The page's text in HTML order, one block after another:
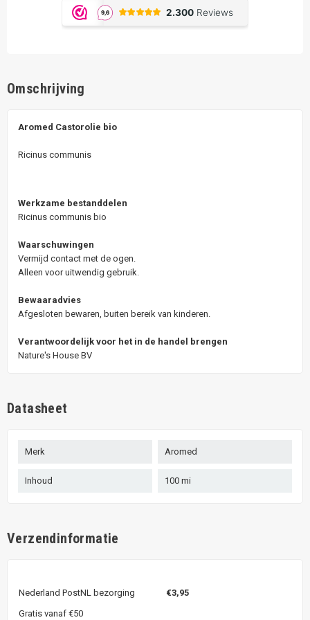
Omschrijving
Aromed Castorolie bio
Ricinus communis
Werkzame bestanddelen
Ricinus communis bio
Waarschuwingen
Vermijd contact met de ogen.
Alleen voor uitwendig gebruik.
Bewaaradvies
Afgesloten bewaren, buiten bereik van kinderen.
Verantwoordelijk voor het in de handel brengen
Nature's House BV
Datasheet
Merk Aromed
Inhoud 100 mi
Verzendinformatie
Nederland PostNL bezorging €3,95
Gratis vanaf €50